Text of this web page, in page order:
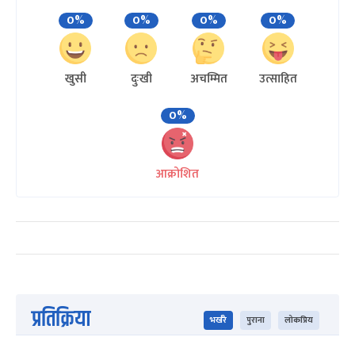
0%
खुसी
0%
दुःखी
0%
अचम्मित
0%
उत्साहित
0%
आक्रोशित
प्रतिक्रिया भर्खरै पुराना लोकप्रिय